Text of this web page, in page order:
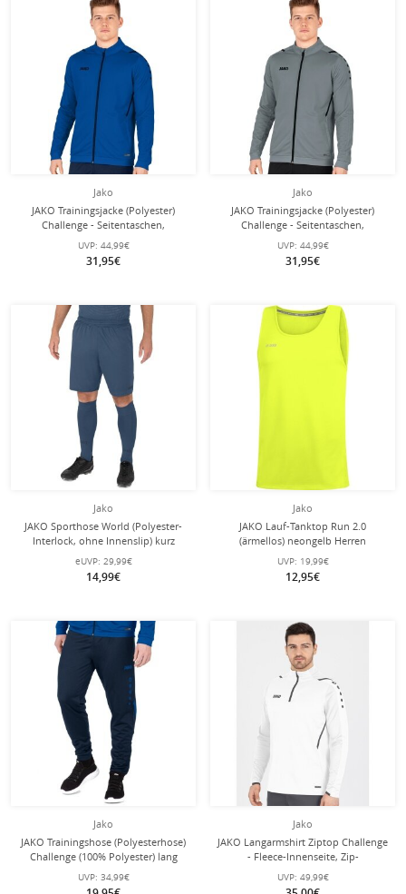
Jako
JAKO Trainingsjacke (Polyester)
Challenge - Seitentaschen,
moderner Look - royalblau Herren
UVP: 44,99€
31,95€
Jako
JAKO Trainingsjacke (Polyester)
Challenge - Seitentaschen,
moderner Look - dunkelgrau Herren
UVP: 44,99€
31,95€
Jako
JAKO Sporthose World (Polyester-
Interlock, ohne Innenslip) kurz
stahlblau Herren
eUVP: 29,99€
14,99€
Jako
JAKO Lauf-Tanktop Run 2.0
(ärmellos) neongelb Herren
UVP: 19,99€
12,95€
Jako
JAKO Trainingshose (Polyesterhose)
Challenge (100% Polyester) lang
dunkelblau/royal Herren
UVP: 34,99€
Jako
JAKO Langarmshirt Ziptop Challenge
- Fleece-Innenseite, Zip-
Reissverschluss - weiss Herren
UVP: 49,99€